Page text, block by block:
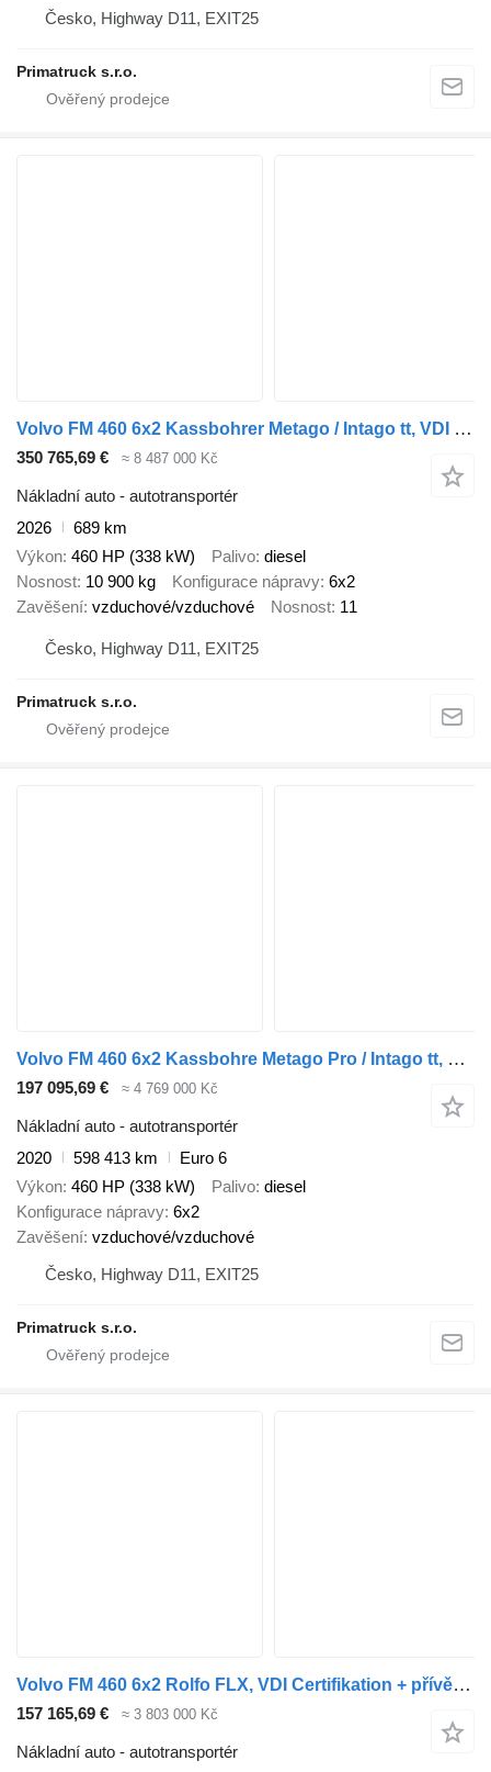
Česko, Highway D11, EXIT25
Primatruck s.r.o.
Volvo FM 460 6x2 Kassbohrer Metago / Intago tt, VDI + přívěs autotransportér
350 765,69 € ≈ 8 487 000 Kč
Nákladní auto - autotransportér
2026
689 km
Výkon 460 HP (338 kW) Palivo diesel
Nosnost 10 900 kg Konfigurace nápravy 6x2
Zavěšení vzduchové/vzduchové Nosnost 11
Česko, Highway D11, EXIT25
Primatruck s.r.o.
Volvo FM 460 6x2 Kassbohre Metago Pro / Intago tt, VDI + přívěs autotransportér
197 095,69 € ≈ 4 769 000 Kč
Nákladní auto - autotransportér
2020
598 413 km
Euro 6
Výkon 460 HP (338 kW) Palivo diesel
Konfigurace nápravy 6x2
Zavěšení vzduchové/vzduchové
Česko, Highway D11, EXIT25
Primatruck s.r.o.
Volvo FM 460 6x2 Rolfo FLX, VDI Certifikation + přívěs autotransportér
157 165,69 € ≈ 3 803 000 Kč
Nákladní auto - autotransportér